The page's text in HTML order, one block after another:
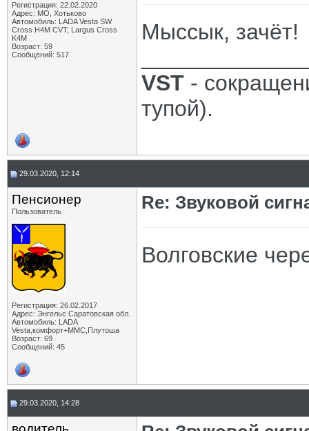
Регистрация: 22.02.2020
Адрес: МО, Хотьково
Автомобиль: LADA Vesta SW
Cross H4M CVT; Largus Cross
K4M
Возраст: 59
Сообщений: 517
Мыссык, зачёт!
VST -
тупой).
29.03.2020, 12:14
Пенсионер
Пользователь
Регистрация: 26.02.2017
Адрес: Энгельс Саратовская обл.
Автомобиль: LADA
Vesta,комфорт+ММС,Плутоша
Возраст: 69
Сообщений: 45
Re: Звуковой
Волговские
29.03.2020, 14:28